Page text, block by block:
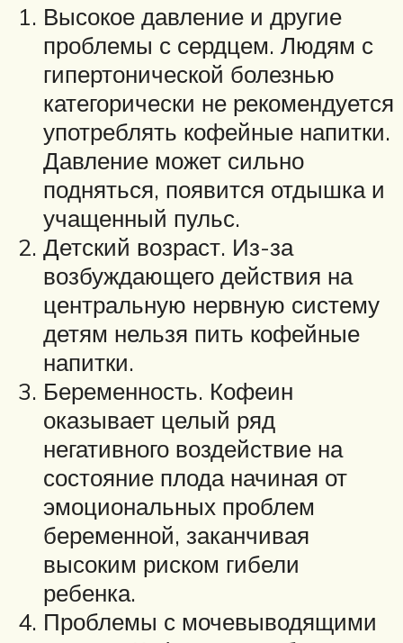
Высокое давление и другие
проблемы с сердцем. Людям с
гипертонической болезнью
категорически не рекомендуется
употреблять кофейные напитки.
Давление может сильно
подняться, появится отдышка и
учащенный пульс.
Детский возраст. Из-за
возбуждающего действия на
центральную нервную систему
детям нельзя пить кофейные
напитки.
Беременность. Кофеин
оказывает целый ряд
негативного воздействие на
состояние плода начиная от
эмоциональных проблем
беременной, заканчивая
высоким риском гибели
ребенка.
Проблемы с мочевыводящими